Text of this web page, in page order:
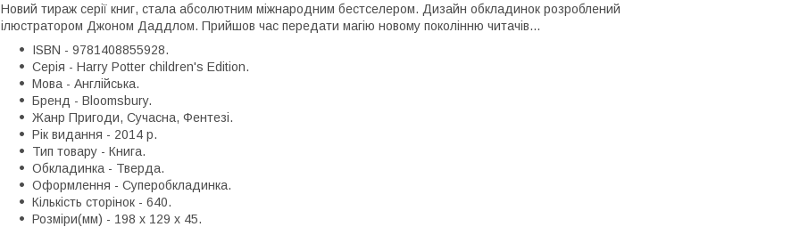
Новий тираж серії книг, стала абсолютним міжнародним бестселером. Дизайн обкладинок розроблений
ілюстратором Джоном Даддлом. Прийшов час передати магію новому поколінню читачів...
ISBN - 9781408855928.
Серія - Harry Potter children's Edition.
Мова - Англійська.
Бренд - Bloomsbury.
Жанр Пригоди, Сучасна, Фентезі.
Рік видання - 2014 р.
Тип товару - Книга.
Обкладинка - Тверда.
Оформлення - Суперобкладинка.
Кількість сторінок - 640.
Розміри(мм) - 198 x 129 x 45.